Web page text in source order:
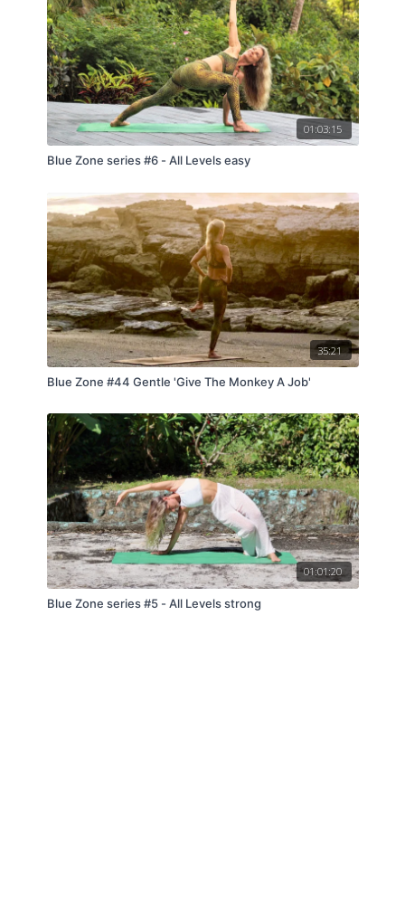
01:03:15
Blue Zone series #6 - All Levels easy
35:21
Blue Zone #44 Gentle 'Give The Monkey A Job'
01:01:20
Blue Zone series #5 - All Levels strong